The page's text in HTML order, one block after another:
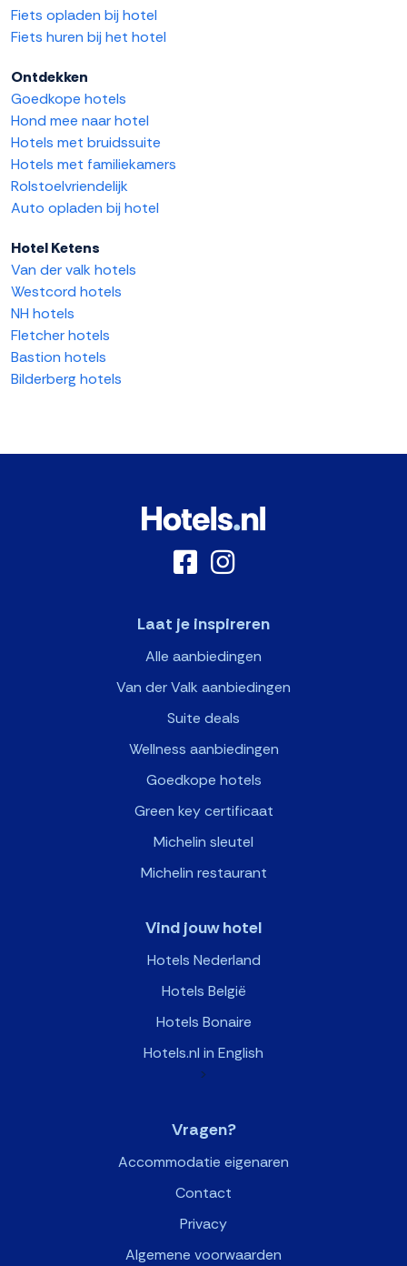
Fiets opladen bij hotel
Fiets huren bij het hotel
Ontdekken
Goedkope hotels
Hond mee naar hotel
Hotels met bruidssuite
Hotels met familiekamers
Rolstoelvriendelijk
Auto opladen bij hotel
Hotel Ketens
Van der valk hotels
Westcord hotels
NH hotels
Fletcher hotels
Bastion hotels
Bilderberg hotels
Laat je inspireren
Alle aanbiedingen
Van der Valk aanbiedingen
Suite deals
Wellness aanbiedingen
Goedkope hotels
Green key certificaat
Michelin sleutel
Michelin restaurant
Vind jouw hotel
Hotels Nederland
Hotels België
Hotels Bonaire
Hotels.nl in English
>
Vragen?
Accommodatie eigenaren
Contact
Privacy
Algemene voorwaarden